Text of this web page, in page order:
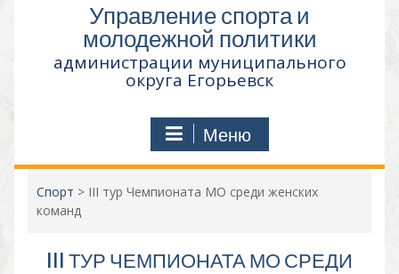
Управление спорта и
молодежной политики
администрации муниципального
округа Егорьевск
Меню
Спорт > III тур Чемпионата МО среди женских
команд
III ТУР ЧЕМПИОНАТА МО СРЕДИ